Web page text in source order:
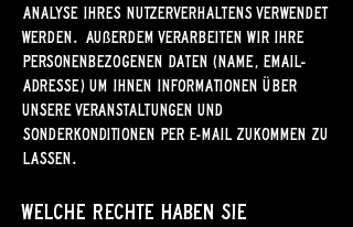
Analyse Ihres Nutzerverhaltens verwendet
werden. Außerdem verarbeiten wir ihre
personenbezogenen Daten (Name, Email-
Adresse) um ihnen Informationen über
unsere Veranstaltungen und
Sonderkonditionen per E-Mail zukommen zu
lassen.
Welche Rechte haben Sie